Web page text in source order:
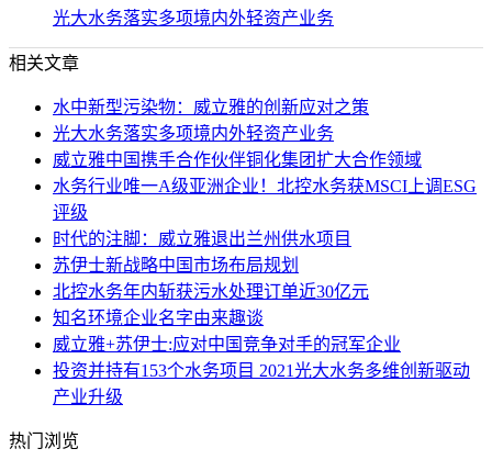
光大水务落实多项境内外轻资产业务
相关文章
水中新型污染物：威立雅的创新应对之策
光大水务落实多项境内外轻资产业务
威立雅中国携手合作伙伴铜化集团扩大合作领域
水务行业唯一A级亚洲企业！北控水务获MSCI上调ESG
评级
时代的注脚：威立雅退出兰州供水项目
苏伊士新战略中国市场布局规划
北控水务年内斩获污水处理订单近30亿元
知名环境企业名字由来趣谈
威立雅+苏伊士:应对中国竞争对手的冠军企业
投资并持有153个水务项目 2021光大水务多维创新驱动
产业升级
热门浏览